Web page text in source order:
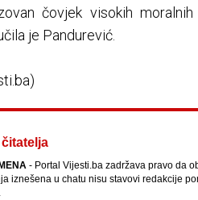
čovjek visokih
je Pandurević.
- Portal Vijesti.ba zadržava pravo da
iznešena u chatu nisu stavovi redakcije